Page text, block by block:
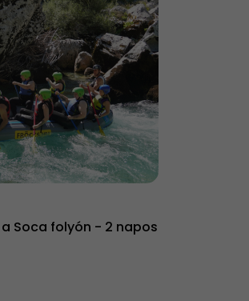
Soca folyón - 2 napos